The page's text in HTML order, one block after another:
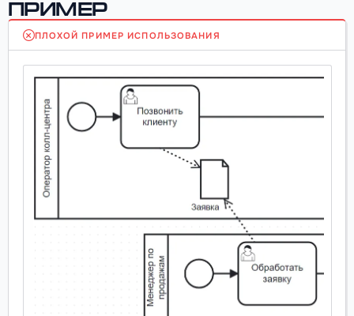
пример
ПЛОХОЙ ПРИМЕР ИСПОЛЬЗОВАНИЯ